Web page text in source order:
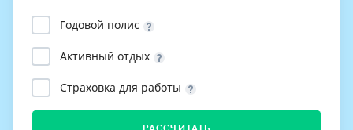
Годовой полис
Активный отдых
Страховка для работы